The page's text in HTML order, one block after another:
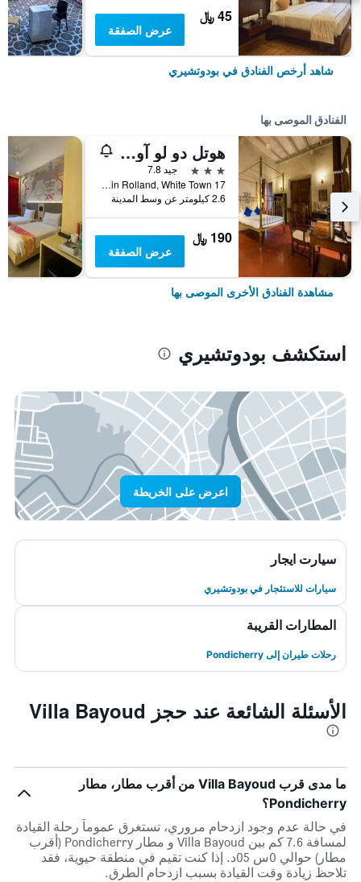
45 ﷼
عرض الصفقة
شاهد أرخص الفنادق في بودوتشيري
الفنادق الموصى بها
هوتل دو لو آورينت بوند تشيري
3 نجوم
جيد 7.8
17 Rue Romain Rolland, White Town, بودوتشيري, الهند
2.6 كيلومتر عن وسط المدينة
190 ﷼
عرض الصفقة
مشاهدة الفنادق الأخرى الموصى بها
استكشف بودوتشيري
اعرض على الخريطة
سيارت ايجار
سيارات للاستئجار في بودوتشيري
المطارات القريبة
رحلات طيران إلى Pondicherry
الأسئلة الشائعة عند حجز Villa Bayoud
ما مدى قرب Villa Bayoud من أقرب مطار، مطار
Pondicherry؟
في حالة عدم وجود ازدحام مروري، تستغرق عموماً رحلة القيادة
لمسافة 7.6 كم بين Villa Bayoud و مطار Pondicherry (أقرب
مطار) حوالي 0س 05د. إذا كنت تقيم في منطقة حيوية، فقد
تلاحظ زيادة وقت القيادة بسبب ازدحام الطرق.